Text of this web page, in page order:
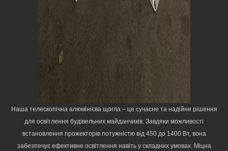
Наша телескопічна алюмінієва щогла – це сучасне та надійне рішення
для освітлення будівельних майданчиків. Завдяки можливості
встановлення прожекторів потужністю від 450 до 1400 Вт, вона
забезпечує ефективне освітлення навіть у складних умовах. Міцна